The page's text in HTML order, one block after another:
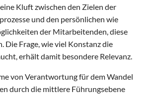
Kluft zwischen den Zielen der
und den persönlichen wie
der Mitarbeitenden, diese
Die Frage, wie viel Konstanz die
erhält damit besondere Relevanz.
von Verantwortung für dem Wandel
durch die mittlere Führungsebene